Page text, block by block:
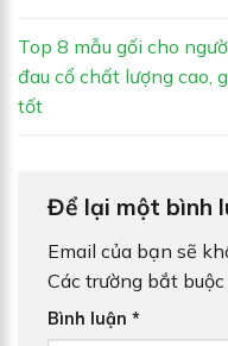
Top 8 mẫu gối cho
đau cổ chất lượng cao,
tốt
Để lại một bình
Email của bạn sẽ
Các trường bắt
Bình luận *